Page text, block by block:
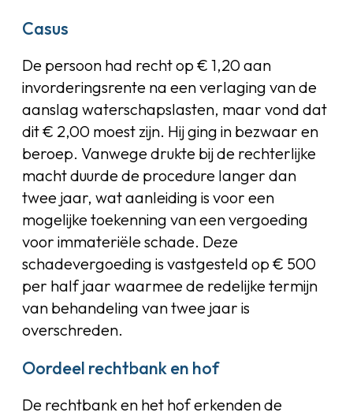
Casus
De persoon had recht op € 1,20 aan
invorderingsrente na een verlaging van de
aanslag waterschapslasten, maar vond dat
dit € 2,00 moest zijn. Hij ging in bezwaar en
beroep. Vanwege drukte bij de rechterlijke
macht duurde de procedure langer dan
twee jaar, wat aanleiding is voor een
mogelijke toekenning van een vergoeding
voor immateriële schade. Deze
schadevergoeding is vastgesteld op € 500
per half jaar waarmee de redelijke termijn
van behandeling van twee jaar is
overschreden.
Oordeel rechtbank en hof
De rechtbank en het hof erkenden de